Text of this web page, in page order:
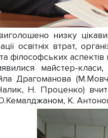
низку
освітніх втрат,
філософських
майстер-класи,
Драгоманова
Н. Проценко)
К.